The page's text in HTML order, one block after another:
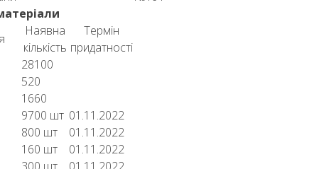
Наявна
кількість
Термін
придатності
28100
520
1660
9700 шт 01.11.2022
800 шт
01.11.2022
160 шт
01.11.2022